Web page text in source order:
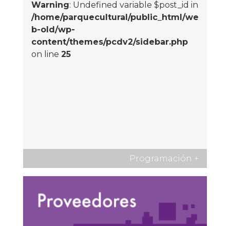
Warning: Undefined variable $post_id in
/home/parquecultural/public_html/we
b-old/wp-
content/themes/pcdv2/sidebar.php
on line 25
Programación +